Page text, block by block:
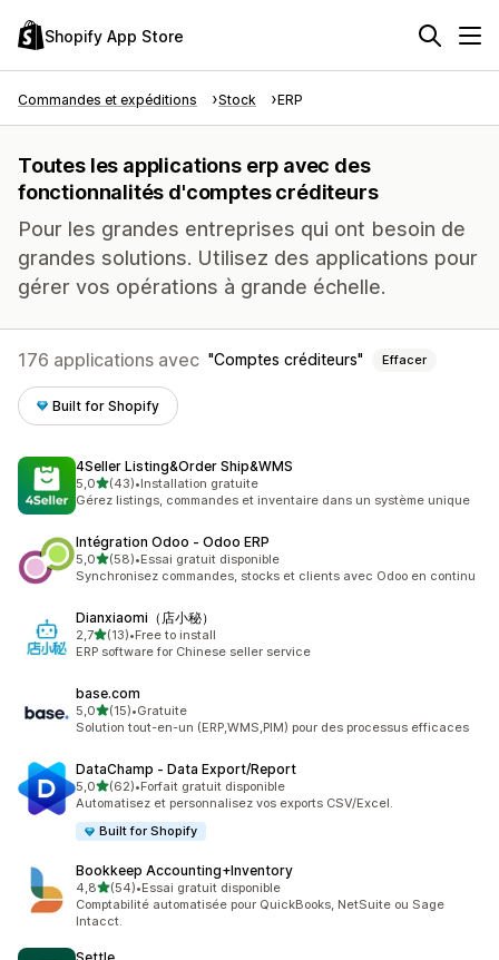
Shopify App Store
Commandes et expéditions Stock ERP
Toutes les applications erp avec des
fonctionnalités d'comptes créditeurs
Pour les grandes entreprises qui ont besoin de
grandes solutions. Utilisez des applications pour
gérer vos opérations à grande échelle.
176 applications avec Comptes créditeurs Effacer
Built for Shopify
4Seller Listing&Order Ship&WMS
5,0étoile(s) sur 5
(43)
43 avis au total
•Installation gratuite
Gérez listings, commandes et inventaire dans un système unique
Intégration Odoo ‑ Odoo ERP
5,0étoile(s) sur 5
(58)
58 avis au total
•Essai gratuit disponible
Synchronisez commandes, stocks et clients avec Odoo en continu
Dianxiaomi（店小秘）
2,7étoile(s) sur 5
(13)
13 avis au total
•Free to install
ERP software for Chinese seller service
base.com
5,0étoile(s) sur 5
(15)
15 avis au total
•Gratuite
Solution tout-en-un (ERP,WMS,PIM) pour des processus efficaces
DataChamp ‑ Data Export/Report
5,0étoile(s) sur 5
(62)
62 avis au total
•Forfait gratuit disponible
Automatisez et personnalisez vos exports CSV/Excel.
Built for Shopify
Bookkeep Accounting+Inventory
4,8étoile(s) sur 5
(54)
54 avis au total
•Essai gratuit disponible
Comptabilité automatisée pour QuickBooks, NetSuite ou Sage
Intacct.